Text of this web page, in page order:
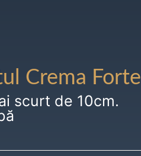
Crema Forte
scurt de 10cm.